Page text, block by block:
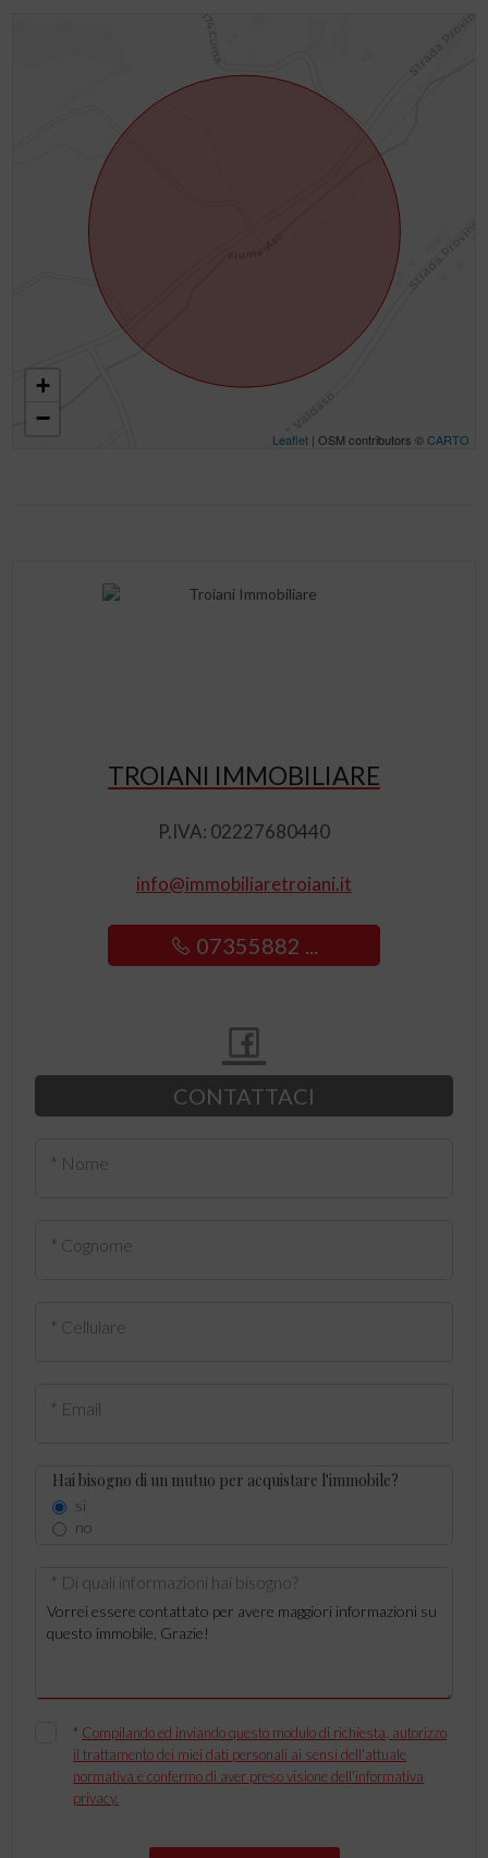
+
−
Leaflet| OSM contributors ©CARTO
TROIANI IMMOBILIARE
P.IVA: 02227680440
info@immobiliaretroiani.it
07355882 ...
CONTATTACI
* Nome
* Cognome
* Cellulare
* Email
Hai bisogno di un mutuo per acquistare l'immobile?
si
no
* Di quali informazioni hai bisogno?
* Compilando ed inviando questo modulo di richiesta, autorizzo
il trattamento dei miei dati personali ai sensi dell'attuale
normativa e confermo di aver preso visione dell'informativa
privacy.